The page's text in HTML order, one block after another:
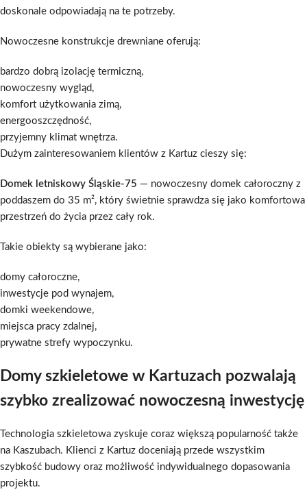
doskonale odpowiadają na te potrzeby.
Nowoczesne konstrukcje drewniane oferują:
bardzo dobrą izolację termiczną,
nowoczesny wygląd,
komfort użytkowania zimą,
energooszczędność,
przyjemny klimat wnętrza.
Dużym zainteresowaniem klientów z Kartuz cieszy się:
Domek letniskowy Śląskie-75 — nowoczesny domek całoroczny z
poddaszem do 35 m², który świetnie sprawdza się jako komfortowa
przestrzeń do życia przez cały rok.
Takie obiekty są wybierane jako:
domy całoroczne,
inwestycje pod wynajem,
domki weekendowe,
miejsca pracy zdalnej,
prywatne strefy wypoczynku.
Domy szkieletowe w Kartuzach pozwalają
szybko zrealizować nowoczesną inwestycję
Technologia szkieletowa zyskuje coraz większą popularność także
na Kaszubach. Klienci z Kartuz doceniają przede wszystkim
szybkość budowy oraz możliwość indywidualnego dopasowania
projektu.